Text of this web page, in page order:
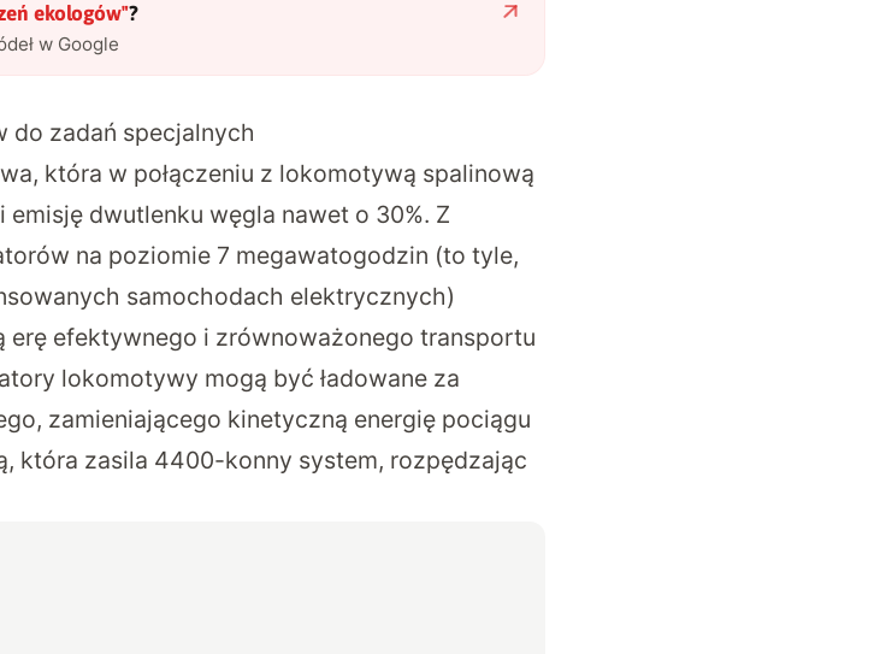
ekologów"?
w Google
do zadań specjalnych
która w połączeniu z lokomotywą spalinową
dwutlenku węgla nawet o 30%. Z
na poziomie 7 megawatogodzin (to tyle,
samochodach elektrycznych)
erę efektywnego i zrównoważonego transportu
lokomotywy mogą być ładowane za
zamieniającego kinetyczną energię pociągu
która zasila 4400-konny system, rozpędzając